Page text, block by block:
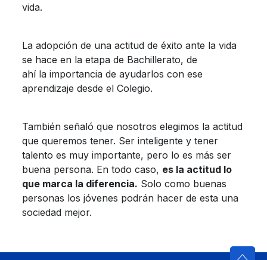
vida.
La adopción de una actitud de éxito ante la vida
se hace en la etapa de Bachillerato, de
ahí la importancia de ayudarlos con ese
aprendizaje desde el Colegio.
También señaló que nosotros elegimos la actitud
que queremos tener. Ser inteligente y tener
talento es muy importante, pero lo es más ser
buena persona. En todo caso, es la actitud lo
que marca la diferencia. Solo como buenas
personas los jóvenes podrán hacer de esta una
sociedad mejor.